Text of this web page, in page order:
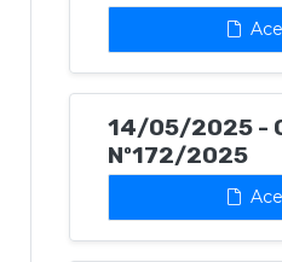
14/05/2025 -
Nº172/2025